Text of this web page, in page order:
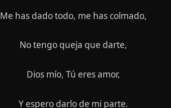
Me has dado todo, me has colmado,
No tengo queja que darte,
Dios mío, Tú eres amor,
Y espero darlo de mi parte.